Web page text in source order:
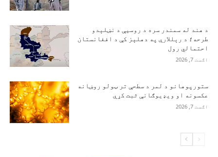
د هند له سمندر سره د روسیې د نښلېدو
طرحه؛ د رېللارې په دهلېز کې د افغانستان
احتمالي رول
اګست 7, 2026
ستورپوهانو د لمر د سطحې تر ټولو روښانه
عکسونه او ویډیوګانې ثبت کړې
اګست 7, 2026